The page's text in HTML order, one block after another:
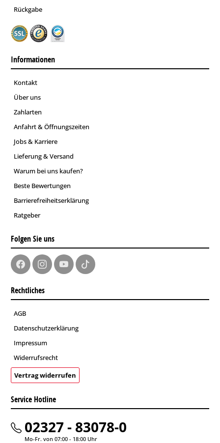
Rückgabe
Informationen
Kontakt
Über uns
Zahlarten
Anfahrt & Öffnungszeiten
Jobs & Karriere
Lieferung & Versand
Warum bei uns kaufen?
Beste Bewertungen
Barrierefreiheitserklärung
Ratgeber
Folgen Sie uns
Rechtliches
AGB
Datenschutzerklärung
Impressum
Widerrufsrecht
Vertrag widerrufen
Service Hotline
02327 - 83078-0
Mo-Fr. von 07:00 - 18:00 Uhr